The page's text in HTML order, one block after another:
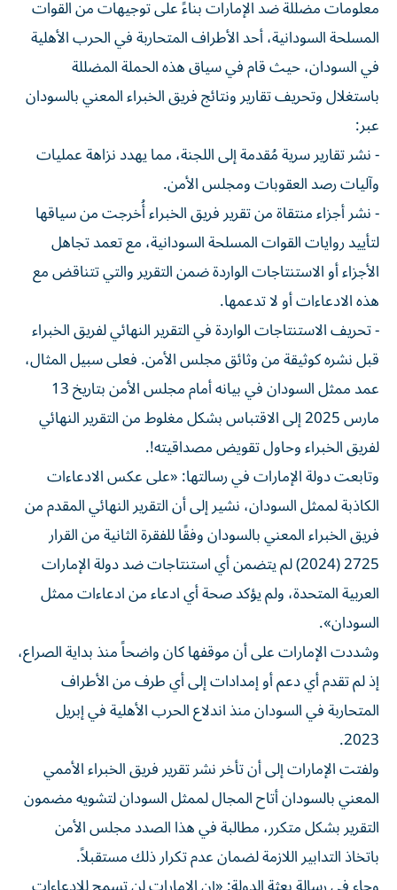
معلومات مضللة ضد الإمارات بناءً على توجيهات من القوات
المسلحة السودانية، أحد الأطراف المتحاربة في الحرب الأهلية
في السودان، حيث قام في سياق هذه الحملة المضللة
باستغلال وتحريف تقارير ونتائج فريق الخبراء المعني بالسودان
عبر:
- نشر تقارير سرية مُقدمة إلى اللجنة، مما يهدد نزاهة عمليات
وآليات رصد العقوبات ومجلس الأمن.
- نشر أجزاء منتقاة من تقرير فريق الخبراء أُخرجت من سياقها
لتأييد روايات القوات المسلحة السودانية، مع تعمد تجاهل
الأجزاء أو الاستنتاجات الواردة ضمن التقرير والتي تتناقض مع
هذه الادعاءات أو لا تدعمها.
- تحريف الاستنتاجات الواردة في التقرير النهائي لفريق الخبراء
قبل نشره كوثيقة من وثائق مجلس الأمن. فعلى سبيل المثال،
عمد ممثل السودان في بيانه أمام مجلس الأمن بتاريخ 13
مارس 2025 إلى الاقتباس بشكل مغلوط من التقرير النهائي
لفريق الخبراء وحاول تقويض مصداقيته!.
وتابعت دولة الإمارات في رسالتها: «على عكس الادعاءات
الكاذبة لممثل السودان، نشير إلى أن التقرير النهائي المقدم من
فريق الخبراء المعني بالسودان وفقًا للفقرة الثانية من القرار
2725 (2024) لم يتضمن أي استنتاجات ضد دولة الإمارات
العربية المتحدة، ولم يؤكد صحة أي ادعاء من ادعاءات ممثل
السودان».
وشددت الإمارات على أن موقفها كان واضحاً منذ بداية الصراع،
إذ لم تقدم أي دعم أو إمدادات إلى أي طرف من الأطراف
المتحاربة في السودان منذ اندلاع الحرب الأهلية في إبريل
2023.
ولفتت الإمارات إلى أن تأخر نشر تقرير فريق الخبراء الأممي
المعني بالسودان أتاح المجال لممثل السودان لتشويه مضمون
التقرير بشكل متكرر، مطالبة في هذا الصدد مجلس الأمن
باتخاذ التدابير اللازمة لضمان عدم تكرار ذلك مستقبلاً.